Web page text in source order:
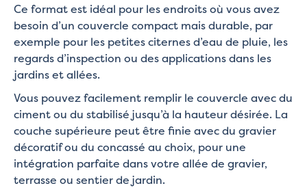
Ce format est idéal pour les endroits où vous avez
besoin d’un couvercle compact mais durable, par
exemple pour les petites citernes d’eau de pluie, les
regards d’inspection ou des applications dans les
jardins et allées.
Vous pouvez facilement remplir le couvercle avec du
ciment ou du stabilisé jusqu’à la hauteur désirée. La
couche supérieure peut être finie avec du gravier
décoratif ou du concassé au choix, pour une
intégration parfaite dans votre allée de gravier,
terrasse ou sentier de jardin.